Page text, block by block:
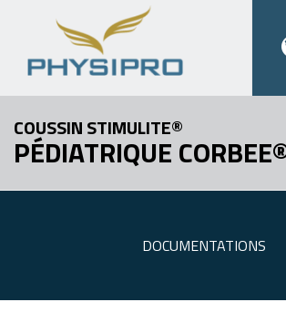
COUSSIN STIMULITE®
PÉDIATRIQUE
DOCUMENTATIONS